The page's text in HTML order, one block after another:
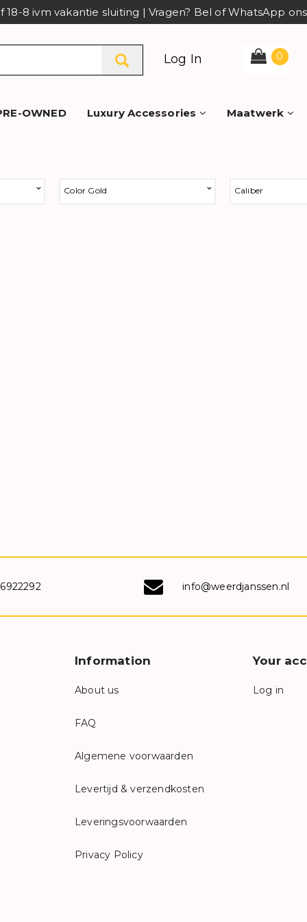
18-8 ivm vakantie sluiting | Vragen? Bel of WhatsApp
Log In 0
OWNED Luxury Accessories Maatwerk
Color Gold Caliber
info@weerdjanssen.nl
Information
About us
FAQ
Algemene voorwaarden
Levertijd & verzendkosten
Leveringsvoorwaarden
Privacy Policy
Your
Log in